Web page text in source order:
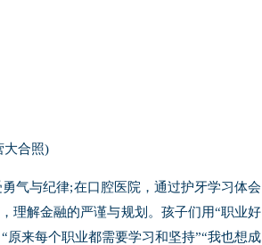
大合照)
气与纪律;在口腔医院，通过护牙学习体会
理解金融的严谨与规划。孩子们用“职业好
来每个职业都需要学习和坚持”“我也想成